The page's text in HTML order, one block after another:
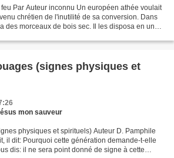
Par Auteur inconnu Un européen athée voulait
chrétien de l'inutilité de sa conversion. Dans
des morceaux de bois sec. Il les disposa en un
(signes physiques et
mon sauveur
physiques et spirituels) Auteur D. Pamphile
il dit: Pourquoi cette génération demande-t-elle
dis: il ne sera point donné de signe à cette